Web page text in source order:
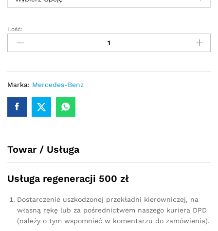
Przekładnia
kierownicza
-
Mercedes
CLS
2002
-
Ilość:
Marka: Mercedes-Benz
Towar / Usługa
Usługa regeneracji 500 zł
Dostarczenie uszkodzonej przekładni kierowniczej, na
własną rękę lub za pośrednictwem naszego kuriera DPD
(należy o tym wspomnieć w komentarzu do zamówienia).